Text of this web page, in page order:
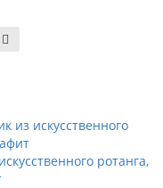
ротанга,